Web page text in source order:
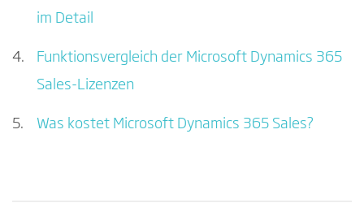
im Detail
Funktionsvergleich der Microsoft Dynamics 365
Sales-Lizenzen
Was kostet Microsoft Dynamics 365 Sales?